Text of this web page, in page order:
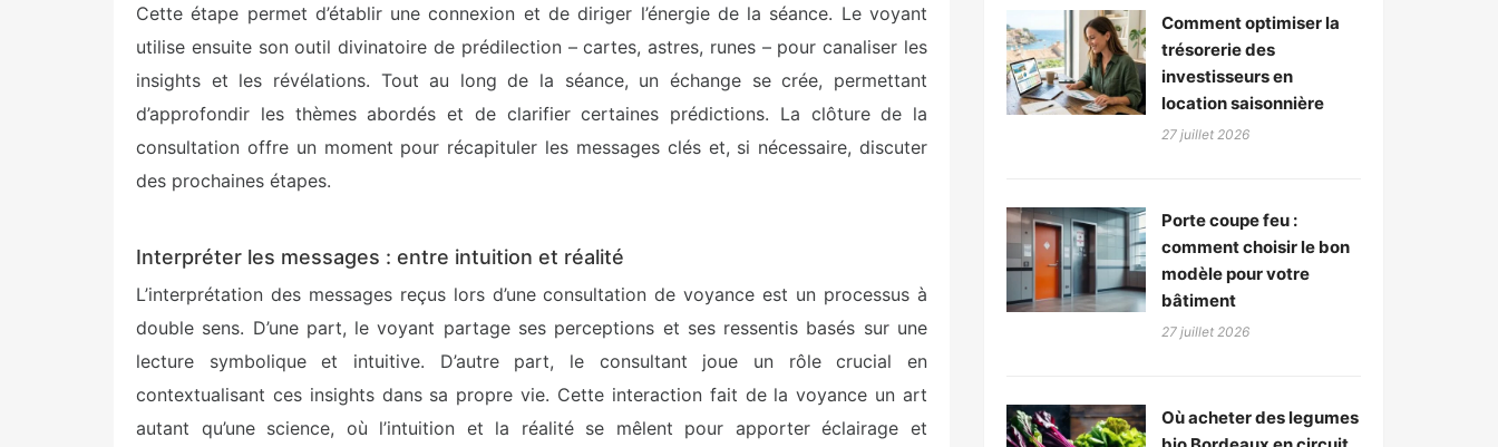
Cette étape permet d’établir une connexion et de diriger l’énergie de la séance. Le voyant
utilise ensuite son outil divinatoire de prédilection – cartes, astres, runes – pour canaliser les
insights et les révélations. Tout au long de la séance, un échange se crée, permettant
d’approfondir les thèmes abordés et de clarifier certaines prédictions. La clôture de la
consultation offre un moment pour récapituler les messages clés et, si nécessaire, discuter
des prochaines étapes.
Interpréter les messages : entre intuition et réalité
L’interprétation des messages reçus lors d’une consultation de voyance est un processus à
double sens. D’une part, le voyant partage ses perceptions et ses ressentis basés sur une
lecture symbolique et intuitive. D’autre part, le consultant joue un rôle crucial en
contextualisant ces insights dans sa propre vie. Cette interaction fait de la voyance un art
autant qu’une science, où l’intuition et la réalité se mêlent pour apporter éclairage et
Comment optimiser la
trésorerie des
investisseurs en
location saisonnière
27 juillet 2026
Porte coupe feu :
comment choisir le bon
modèle pour votre
bâtiment
27 juillet 2026
Où acheter des legumes